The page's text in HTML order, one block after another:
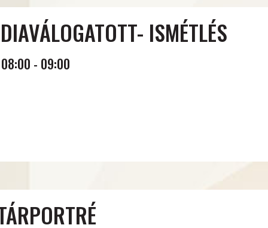
ISMÉTLÉS
08:00 - 09:00